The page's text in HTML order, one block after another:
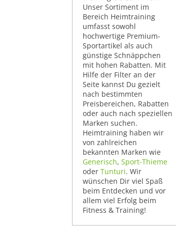
Unser Sortiment im
Bereich Heimtraining
umfasst sowohl
hochwertige Premium-
Sportartikel als auch
günstige Schnäppchen
mit hohen Rabatten. Mit
Hilfe der Filter an der
Seite kannst Du gezielt
nach bestimmten
Preisbereichen, Rabatten
oder auch nach speziellen
Marken suchen.
Heimtraining haben wir
von zahlreichen
bekannten Marken wie
Generisch, Sport-Thieme
oder Tunturi. Wir
wünschen Dir viel Spaß
beim Entdecken und vor
allem viel Erfolg beim
Fitness & Training!